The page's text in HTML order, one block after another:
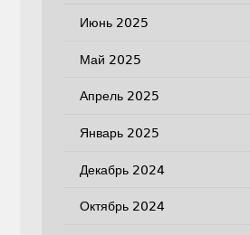
Июнь 2025
Май 2025
Апрель 2025
Январь 2025
Декабрь 2024
Октябрь 2024